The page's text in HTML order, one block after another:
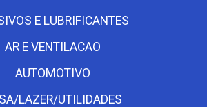
E LUBRIFICANTES
AR E VENTILACAO
AUTOMOTIVO
LAZER/UTILIDADES